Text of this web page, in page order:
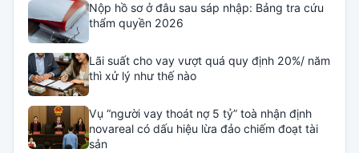
Nộp hồ sơ ở đâu sau sáp nhập: Bảng tra cứu
thẩm quyền 2026
Lãi suất cho vay vượt quá quy định 20%/ năm
thì xử lý như thế nào
Vụ “người vay thoát nợ 5 tỷ” toà nhận định
novareal có dấu hiệu lừa đảo chiếm đoạt tài
sản